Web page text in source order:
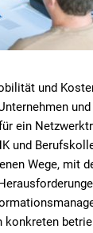
und
ein
und
Wege, mit